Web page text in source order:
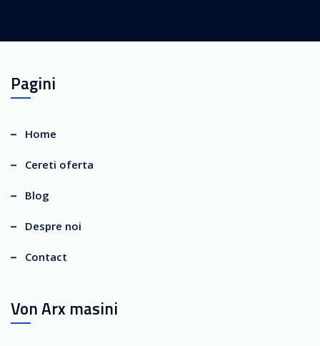
Pagini
Home
Cereti oferta
Blog
Despre noi
Contact
Von Arx masini